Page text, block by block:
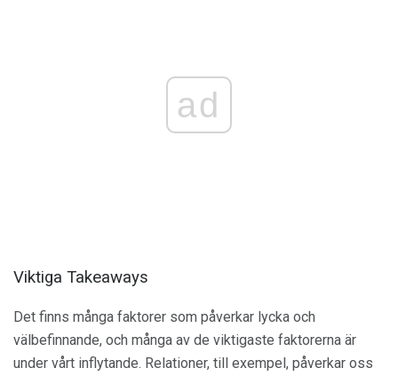
ad
Viktiga Takeaways
Det finns många faktorer som påverkar lycka och
välbefinnande, och många av de viktigaste faktorerna är
under vårt inflytande. Relationer, till exempel, påverkar oss